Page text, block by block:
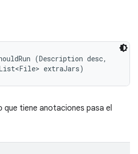
(Description desc,
extraJars)
que tiene anotaciones pasa el